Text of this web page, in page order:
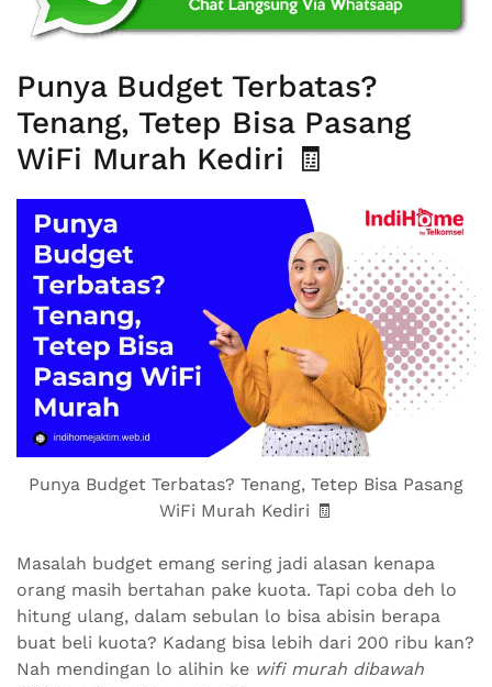
Punya Budget Terbatas?
Tenang, Tetep Bisa Pasang
WiFi Murah Kediri 🧾
Punya Budget Terbatas? Tenang, Tetep Bisa Pasang
WiFi Murah Kediri 🧾
Masalah budget emang sering jadi alasan kenapa
orang masih bertahan pake kuota. Tapi coba deh lo
hitung ulang, dalam sebulan lo bisa abisin berapa
buat beli kuota? Kadang bisa lebih dari 200 ribu kan?
Nah mendingan lo alihin ke wifi murah dibawah